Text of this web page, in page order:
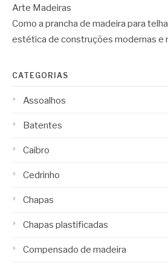
Arte Madeiras
Como a prancha de madeira para
estética de construções modernas e
CATEGORIAS
Assoalhos
Batentes
Caibro
Cedrinho
Chapas
Chapas plastificadas
Compensado de madeira